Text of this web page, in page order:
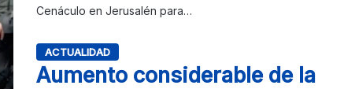
Cenáculo en Jerusalén para…
ACTUALIDAD
Aumento considerable de la